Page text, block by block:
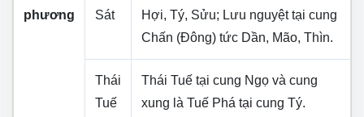
phương
Sát
Hợi, Tý, Sửu; Lưu nguyệt tại cung
Chấn (Đông) tức Dần, Mão, Thìn.
Thái
Tuế
Thái Tuế tại cung Ngọ và cung
xung là Tuế Phá tại cung Tý.